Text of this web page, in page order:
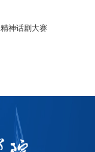
神话剧大赛